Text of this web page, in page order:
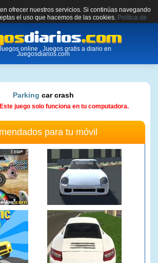
ofrecer nuestros servicios. Si continúas navegando
el uso que hacemos de las cookies. Política de
cookies.
online , Juegos gratis a diario en
Juegosdiarios.com
Parking car crash
juego solo funciona en tu computadora.
para tu móvil